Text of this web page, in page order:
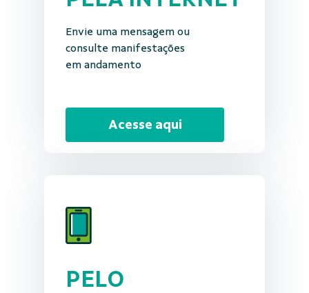
Envie uma mensagem ou
consulte manifestações
em andamento
Acesse aqui
PELO